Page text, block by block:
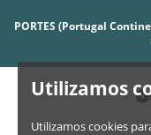
Utilizamos
Utilizamos cookies
PORTES (Portugal